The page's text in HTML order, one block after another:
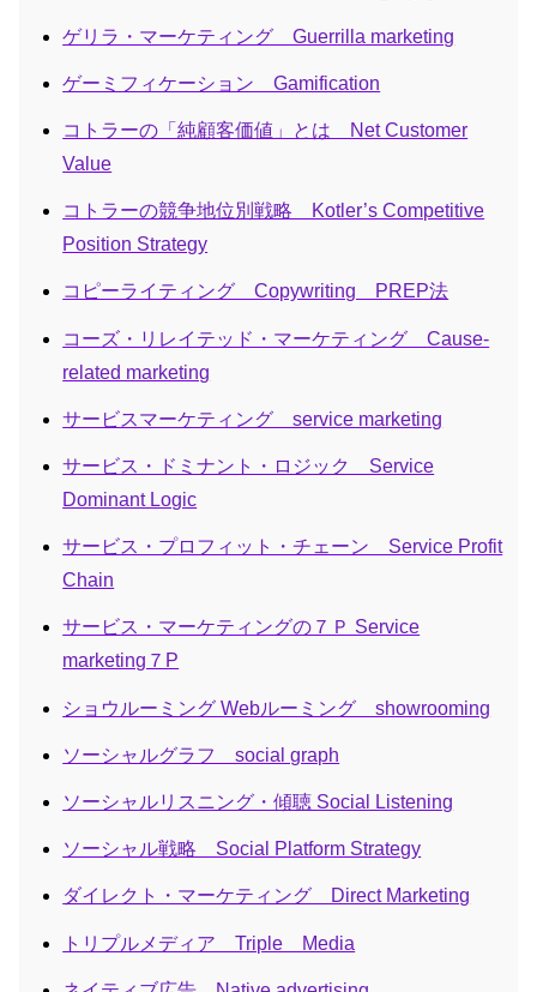
ゲリラ・マーケティング Guerrilla marketing
ゲーミフィケーション Gamification
コトラーの「純顧客価値」とは Net Customer
Value
コトラーの競争地位別戦略 Kotler’s Competitive
Position Strategy
コピーライティング Copywriting PREP法
コーズ・リレイテッド・マーケティング Cause-
related marketing
サービスマーケティング service marketing
サービス・ドミナント・ロジック Service
Dominant Logic
サービス・プロフィット・チェーン Service Profit
Chain
サービス・マーケティングの７Ｐ Service
marketing７P
ショウルーミング Webルーミング showrooming
ソーシャルグラフ social graph
ソーシャルリスニング・傾聴 Social Listening
ソーシャル戦略 Social Platform Strategy
ダイレクト・マーケティング Direct Marketing
トリプルメディア Triple Media